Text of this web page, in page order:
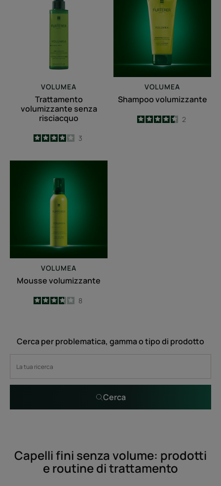
senza
risciacquo
VOLUMEA
Trattamento
volumizzante senza
risciacquo
4
/5
3
VOLUMEA
Shampoo volumizzante
4.5
/5
2
volumizzante
VOLUMEA
Mousse volumizzante
3.8
/5
8
Cerca per problematica, gamma o tipo di prodotto
Cerca
Capelli fini senza volume: prodotti
e routine di trattamento